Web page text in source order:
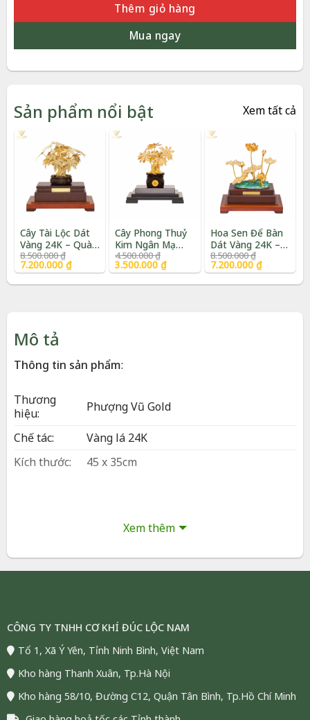
Thêm giỏ hàng
Mua ngay
Sản phẩm nổi bật Xem tất cả
Cây Tài Lộc Dát
Vàng 24K – Quà
Tặng Sếp Cao
Cấp | Phượng Vũ
8.500.000₫Giá
gốc
là:
8.500.000 ₫.
7.200.000₫
Giá
hiện
tại
là:
Cây Phong Thuỷ
Kim Ngân Mạ
Vàng 24K Cao
Cấp | Phượng Vũ
4.500.000₫Giá
gốc
là:
4.500.000 ₫.
3.500.000₫
Giá
hiện
tại
là:
Hoa Sen Để Bàn
Dát Vàng 24K –
Quà Tặng Cao
Cấp | Phượng Vũ
8.500.000₫Giá
gốc
là:
8.500.000 ₫.
7.200.000₫
Giá
hiện
tại
là:
Mô tả
Thông tin sản phẩm:
Thương
hiệu:
Phượng Vũ Gold
Chế tác:
Vàng lá 24K
Kích thước:
45 x 35cm
Bảo hành:
24 tháng
Mai Vàng Phú Qúy Mạ Vàng 24K – Quà
Biếu Cao Cấp | Phượng Vũ Gold
Trong văn hóa phương Đông, hoa mai là biểu tượng
Xem thêm
CÔNG TY TNHH CƠ KHÍ ĐÚC LỘC NAM
Tổ 1, Xã Ý Yên, Tỉnh Ninh Bình, Việt Nam
Kho hàng Thanh Xuân, Tp.Hà Nội
Kho hàng 58/10, Đường C12, Quận Tân Bình, Tp.Hồ Chí Minh